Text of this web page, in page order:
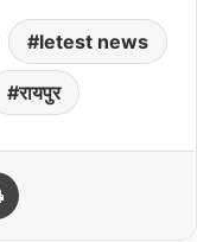
letest news
रायपुर